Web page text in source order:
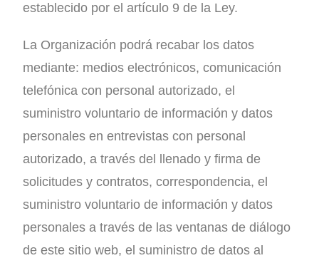
establecido por el artículo 9 de la Ley.
La Organización podrá recabar los datos
mediante: medios electrónicos, comunicación
telefónica con personal autorizado, el
suministro voluntario de información y datos
personales en entrevistas con personal
autorizado, a través del llenado y firma de
solicitudes y contratos, correspondencia, el
suministro voluntario de información y datos
personales a través de las ventanas de diálogo
de este sitio web, el suministro de datos al